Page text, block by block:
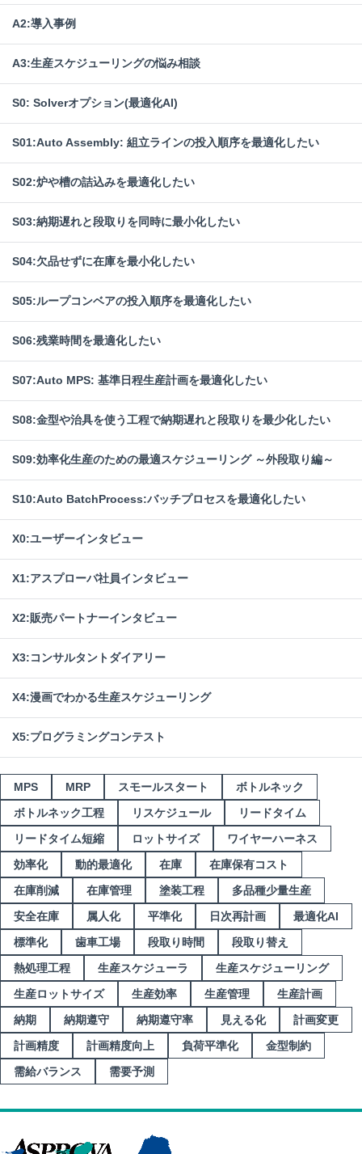
A2:導入事例
A3:生産スケジューリングの悩み相談
S0: Solverオプション(最適化AI)
S01:Auto Assembly: 組立ラインの投入順序を最適化したい
S02:炉や槽の詰込みを最適化したい
S03:納期遅れと段取りを同時に最小化したい
S04:欠品せずに在庫を最小化したい
S05:ループコンベアの投入順序を最適化したい
S06:残業時間を最適化したい
S07:Auto MPS: 基準日程生産計画を最適化したい
S08:金型や治具を使う工程で納期遅れと段取りを最少化したい
S09:効率化生産のための最適スケジューリング ～外段取り編～
S10:Auto BatchProcess:バッチプロセスを最適化したい
X0:ユーザーインタビュー
X1:アスプローバ社員インタビュー
X2:販売パートナーインタビュー
X3:コンサルタントダイアリー
X4:漫画でわかる生産スケジューリング
X5:プログラミングコンテスト
MPS MRP スモールスタート
ボトルネック
ボトルネック工程
リスケジュール
リードタイム
リードタイム短縮
ロットサイズ
ワイヤーハーネス
効率化
動的最適化 在庫
在庫保有コスト
在庫削減
在庫管理 塗装工程
多品種少量生産
安全在庫
属人化 平準化 日次再計画
最適化AI
標準化
歯車工場 段取り時間
段取り替え
熱処理工程
生産スケジューラ
生産スケジューリング
生産ロットサイズ
生産効率 生産管理
生産計画
納期
納期遵守 納期遵守率 見える化
計画変更
計画精度
計画精度向上 負荷平準化
金型制約
需給バランス
需要予測